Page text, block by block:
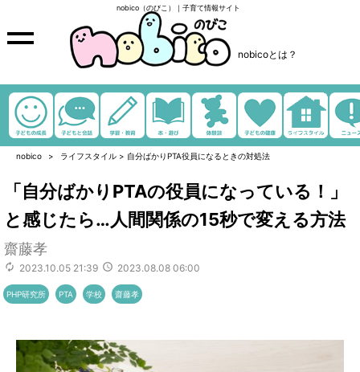
nobico（のびこ）｜子育て情報サイト
nobicoとは？
nobico ライフスタイル > 自分ばかりPTA役員になるときの対処法
「自分ばかりPTAの役員になっている！」
と感じたら…人間関係の15秒で変える方法
齋藤孝
2023.10.05 21:39 2023.08.08 06:00
PHP研究所 PTA 学校 齋藤孝